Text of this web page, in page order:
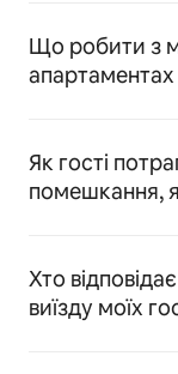
Що робити з
апартаментах
Як гості
помешкання,
Хто
виїзду моїх